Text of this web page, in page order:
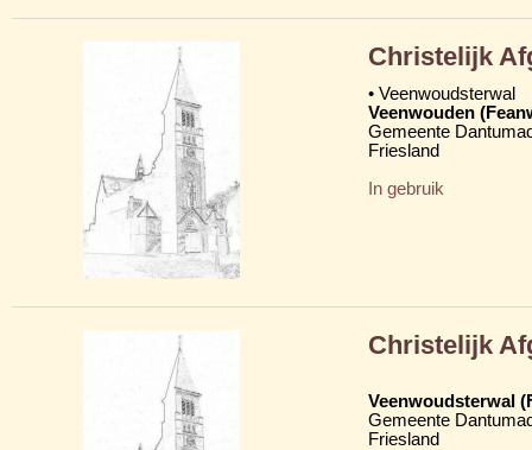
Christelijk
• Veenwoudsterwal
Veenwouden
Gemeente
Friesland
In gebruik
Christelijk
Veenwoudsterwal
Gemeente
Friesland